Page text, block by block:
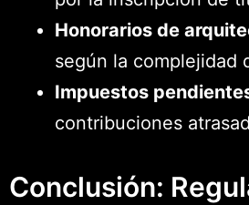
Honorarios de
según la complejidad
Impuestos
contribuciones
Conclusión: